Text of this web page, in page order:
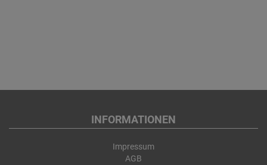
INFORMATIONEN
Impressum
AGB